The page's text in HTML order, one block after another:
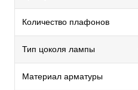
Количество плафонов
Тип цоколя лампы
Материал арматуры